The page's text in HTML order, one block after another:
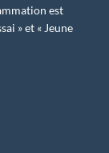
est
» et « Jeune